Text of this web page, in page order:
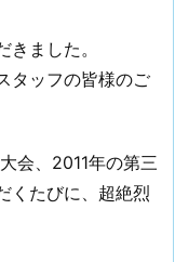
ました。
タッフの皆様のご
会、2011年の第三
くたびに、超絶烈